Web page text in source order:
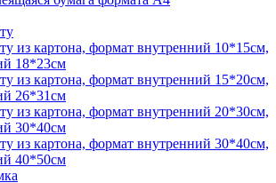
из картона, формат внутренний 10*15см,
18*23см
из картона, формат внутренний 15*20см,
26*31см
из картона, формат внутренний 20*30см,
30*40см
из картона, формат внутренний 30*40см,
40*50см